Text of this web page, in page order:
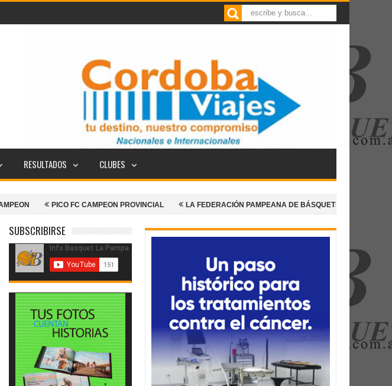
RESULTADOS CLUBES
PICO FC CAMPEON PROVINCIAL LA FEDERACIÓN PAMPEANA DE BÁSQUETBOL ANUNCIA UNA NUEVA
SUBSCRIBIRSE